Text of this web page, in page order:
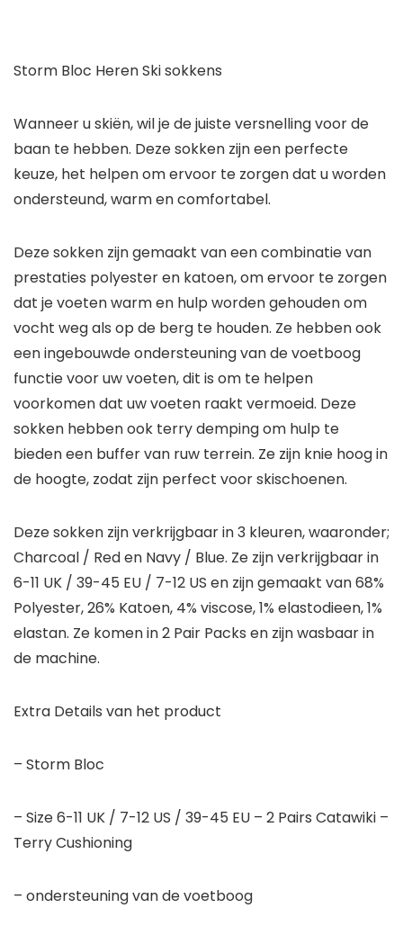
Storm Bloc Heren Ski sokkens
Wanneer u skiën, wil je de juiste versnelling voor de
baan te hebben. Deze sokken zijn een perfecte
keuze, het helpen om ervoor te zorgen dat u worden
ondersteund, warm en comfortabel.
Deze sokken zijn gemaakt van een combinatie van
prestaties polyester en katoen, om ervoor te zorgen
dat je voeten warm en hulp worden gehouden om
vocht weg als op de berg te houden. Ze hebben ook
een ingebouwde ondersteuning van de voetboog
functie voor uw voeten, dit is om te helpen
voorkomen dat uw voeten raakt vermoeid. Deze
sokken hebben ook terry demping om hulp te
bieden een buffer van ruw terrein. Ze zijn knie hoog in
de hoogte, zodat zijn perfect voor skischoenen.
Deze sokken zijn verkrijgbaar in 3 kleuren, waaronder;
Charcoal / Red en Navy / Blue. Ze zijn verkrijgbaar in
6-11 UK / 39-45 EU / 7-12 US en zijn gemaakt van 68%
Polyester, 26% Katoen, 4% viscose, 1% elastodieen, 1%
elastan. Ze komen in 2 Pair Packs en zijn wasbaar in
de machine.
Extra Details van het product
– Storm Bloc
– Size 6-11 UK / 7-12 US / 39-45 EU – 2 Pairs Catawiki –
Terry Cushioning
– ondersteuning van de voetboog